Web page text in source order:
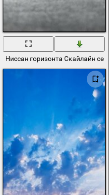
белых облаках
Ниссан горизонта Скайлайн